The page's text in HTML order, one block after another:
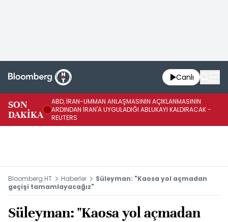
Canlı
SON
DAKİKA
ABD, İRAN-UMMAN ANLAŞMASININ AÇIKLANMASININ
ARDINDAN İRAN'A UYGULADIĞI ABLUKAYI KALDIRACAK -
REUTERS
Bloomberg HT Haberler
Süleyman: "Kaosa yol açmadan
geçişi tamamlayacağız"
Süleyman: "Kaosa yol açmadan